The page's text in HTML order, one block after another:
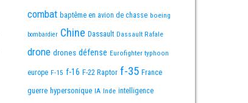
combat baptême en avion de chasse boeing
bombardier Chine Dassault Dassault Rafale
drone drones défense Eurofighter typhoon
europe F-15 f-16 F-22 Raptor f-35 France
guerre hypersonique IA Inde intelligence